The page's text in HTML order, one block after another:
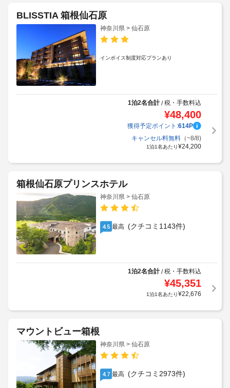
BLISSTIA 箱根仙石原
神奈川県 > 仙石原
インボイス制度対応プランあり
1泊2名合計/税・手数料込
¥48,400
獲得予定ポイント:614P
キャンセル料無料（~8/8)
1泊1名あたり¥24,200
箱根仙石原プリンスホテル
神奈川県 > 仙石原
4.5 最高 (クチコミ1143件)
1泊2名合計/税・手数料込
¥45,351
1泊1名あたり¥22,676
マウントビュー箱根
神奈川県 > 仙石原
4.7 最高 (クチコミ2973件)